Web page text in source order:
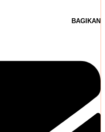
BAGIKAN